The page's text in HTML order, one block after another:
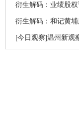
衍生解码：业绩股
衍生解码：和记黄
[今日观察]温州新观